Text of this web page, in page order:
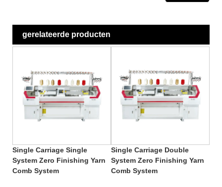
gerelateerde producten
Single Carriage Single
System Zero Finishing Yarn
Comb System
Single Carriage Double
System Zero Finishing Yarn
Comb System